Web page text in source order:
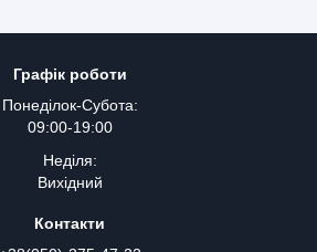
Графік роботи
Понеділок-Субота:
09:00-19:00
Неділя:
Вихідний
Контакти